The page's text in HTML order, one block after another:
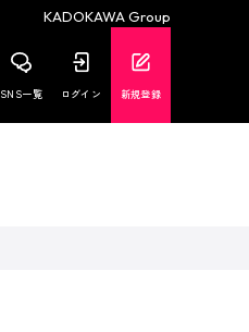
KADOKAWA Group
SNS一覧 ログイン 新規登録